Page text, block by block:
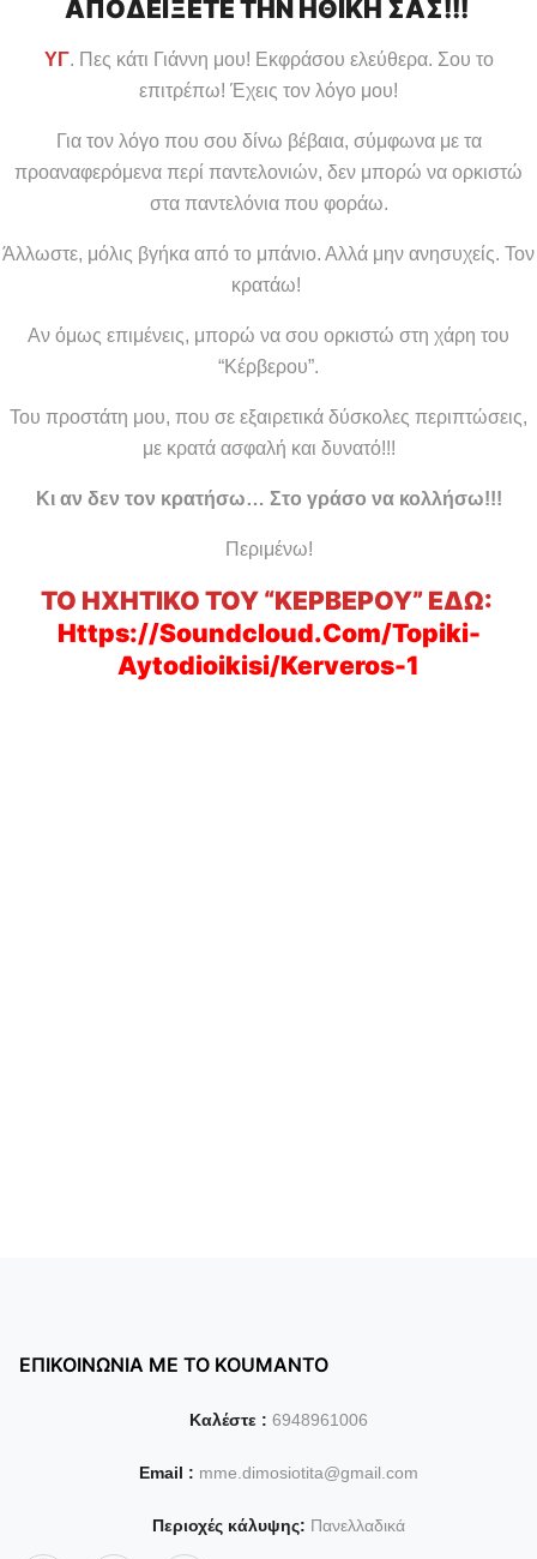
ΑΠΟΔΕΙΞΕΤΕ ΤΗΝ ΗΘΙΚΗ ΣΑΣ!!!
ΥΓ. Πες κάτι Γιάννη μου! Εκφράσου ελεύθερα. Σου το
επιτρέπω! Έχεις τον λόγο μου!
Για τον λόγο που σου δίνω βέβαια, σύμφωνα με τα
προαναφερόμενα περί παντελονιών, δεν μπορώ να ορκιστώ
στα παντελόνια που φοράω.
Άλλωστε, μόλις βγήκα από το μπάνιο. Αλλά μην ανησυχείς. Τον
κρατάω!
Αν όμως επιμένεις, μπορώ να σου ορκιστώ στη χάρη του
“Κέρβερου”.
Του προστάτη μου, που σε εξαιρετικά δύσκολες περιπτώσεις,
με κρατά ασφαλή και δυνατό!!!
Κι αν δεν τον κρατήσω… Στο γράσο να κολλήσω!!!
Περιμένω!
ΤΟ HXHTIKO ΤΟΥ “ΚΕΡΒΕΡΟΥ” ΕΔΩ:
Https://soundcloud.com/topiki-
Aytodioikisi/kerveros-1
ΕΠΙΚΟΙΝΩΝΙΑ ΜΕ ΤΟ KOUMANTO
Καλέστε : 6948961006
Email : mme.dimosiotita@gmail.com
Περιοχές κάλυψης: Πανελλαδικά